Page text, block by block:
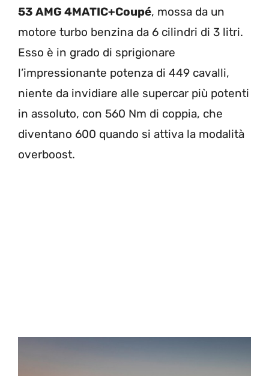
53 AMG 4MATIC+Coupé, mossa da un
motore turbo benzina da 6 cilindri di 3 litri.
Esso è in grado di sprigionare
l’impressionante potenza di 449 cavalli,
niente da invidiare alle supercar più potenti
in assoluto, con 560 Nm di coppia, che
diventano 600 quando si attiva la modalità
overboost.